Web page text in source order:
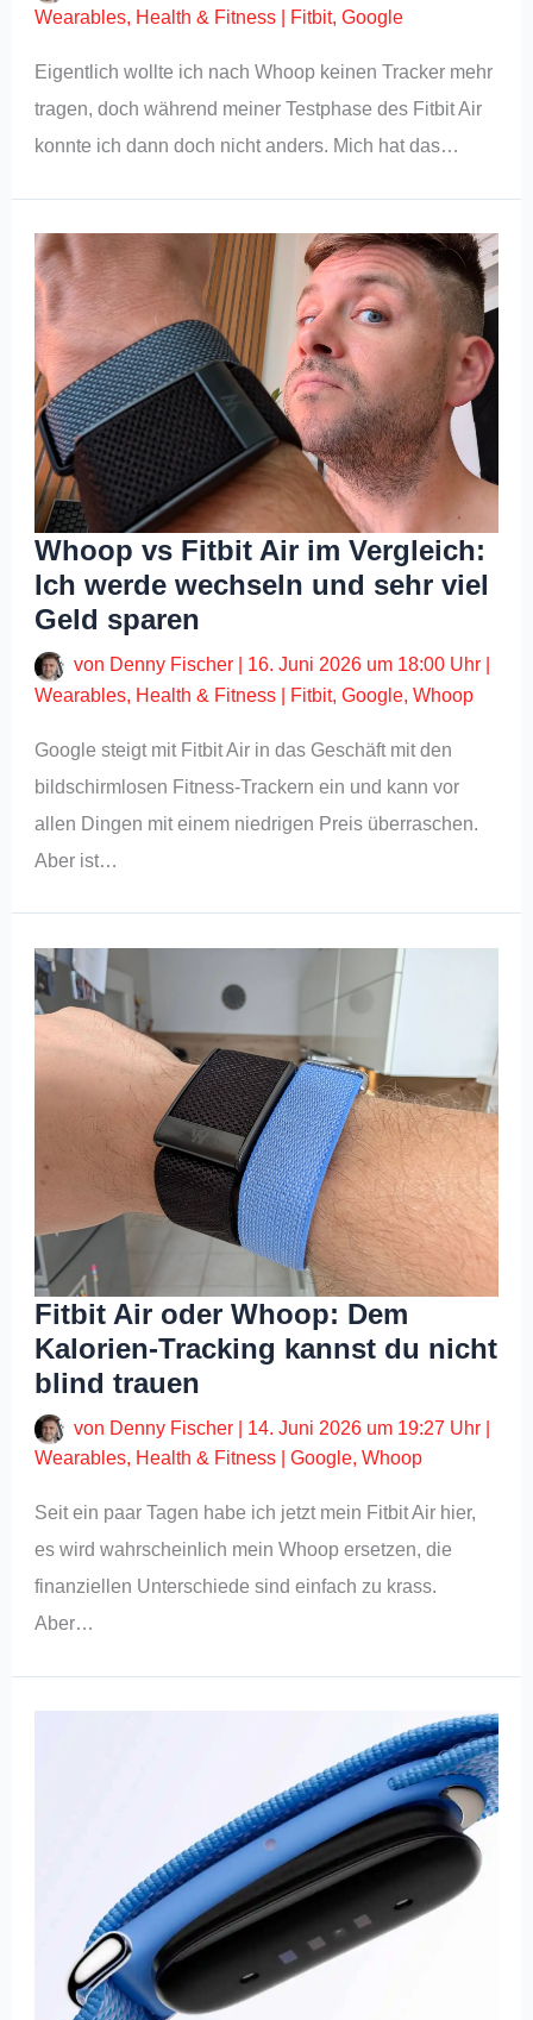
Wearables, Health & Fitness Fitbit,Google
Eigentlich wollte ich nach Whoop keinen Tracker mehr
tragen, doch während meiner Testphase des Fitbit Air
konnte ich dann doch nicht anders. Mich hat das…
Whoop vs Fitbit Air im Vergleich:
Ich werde wechseln und sehr viel
Geld sparen
von Denny Fischer 16. Juni 2026 um 18:00 Uhr
Wearables, Health & Fitness Fitbit,Google,Whoop
Google steigt mit Fitbit Air in das Geschäft mit den
bildschirmlosen Fitness-Trackern ein und kann vor
allen Dingen mit einem niedrigen Preis überraschen.
Aber ist…
Fitbit Air oder Whoop: Dem
Kalorien-Tracking kannst du nicht
blind trauen
von Denny Fischer 14. Juni 2026 um 19:27 Uhr
Wearables, Health & Fitness |Google,Whoop
Seit ein paar Tagen habe ich jetzt mein Fitbit Air hier,
es wird wahrscheinlich mein Whoop ersetzen, die
finanziellen Unterschiede sind einfach zu krass.
Aber…